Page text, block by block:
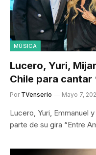
MÚSICA
Lucero, Yuri,
Chile para cantar
Por TVenserio Mayo 7,
Lucero, Yuri, Emmanuel
parte de su gira “Entre